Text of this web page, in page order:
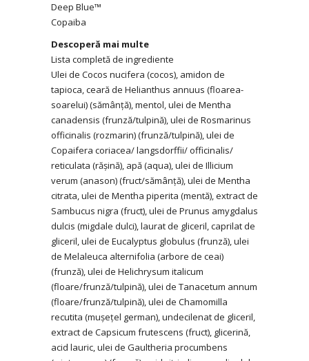
Deep Blue™
Copaiba
Descoperă mai multe
Lista completă de ingrediente
Ulei de Cocos nucifera (cocos), amidon de
tapioca, ceară de Helianthus annuus (floarea-
soarelui) (sămânță), mentol, ulei de Mentha
canadensis (frunză/tulpină), ulei de Rosmarinus
officinalis (rozmarin) (frunză/tulpină), ulei de
Copaifera coriacea/ langsdorffii/ officinalis/
reticulata (rășină), apă (aqua), ulei de Illicium
verum (anason) (fruct/sămânță), ulei de Mentha
citrata, ulei de Mentha piperita (mentă), extract de
Sambucus nigra (fruct), ulei de Prunus amygdalus
dulcis (migdale dulci), laurat de gliceril, caprilat de
gliceril, ulei de Eucalyptus globulus (frunză), ulei
de Melaleuca alternifolia (arbore de ceai)
(frunză), ulei de Helichrysum italicum
(floare/frunză/tulpină), ulei de Tanacetum annum
(floare/frunză/tulpină), ulei de Chamomilla
recutita (mușețel german), undecilenat de gliceril,
extract de Capsicum frutescens (fruct), glicerină,
acid lauric, ulei de Gaultheria procumbens